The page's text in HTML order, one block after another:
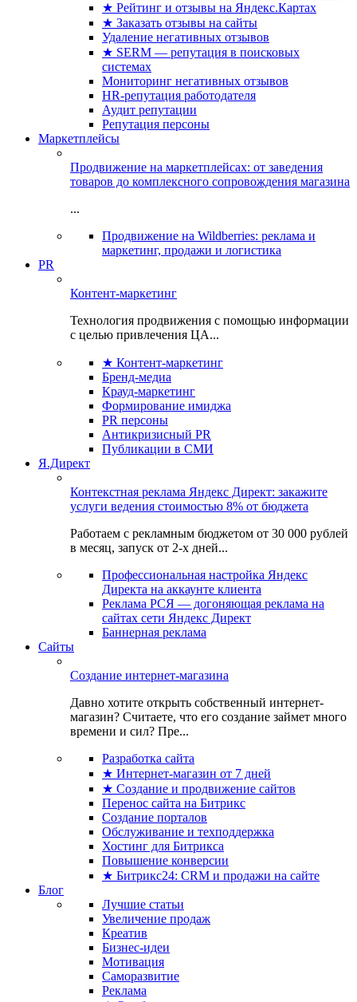
★ Рейтинг и отзывы на Яндекс.Картах
★ Заказать отзывы на сайты
Удаление негативных отзывов
★ SERM — репутация в поисковых
системах
Мониторинг негативных отзывов
HR-репутация работодателя
Аудит репутации
Репутация персоны
Маркетплейсы
Продвижение на маркетплейсах: от заведения
товаров до комплексного сопровождения магазина
...
Продвижение на Wildberries: реклама и
маркетинг, продажи и логистика
PR
Контент-маркетинг
Технология продвижения с помощью информации
с целью привлечения ЦА...
★ Контент-маркетинг
Бренд-медиа
Крауд-маркетинг
Формирование имиджа
PR персоны
Антикризисный PR
Публикации в СМИ
Я.Директ
Контекстная реклама Яндекс Директ: закажите
услуги ведения стоимостью 8% от бюджета
Работаем с рекламным бюджетом от 30 000 рублей
в месяц, запуск от 2-х дней...
Профессиональная настройка Яндекс
Директа на аккаунте клиента
Реклама РСЯ — догоняющая реклама на
сайтах сети Яндекс Директ
Баннерная реклама
Сайты
Создание интернет-магазина
Давно хотите открыть собственный интернет-
магазин? Считаете, что его создание займет много
времени и сил? Пре...
Разработка сайта
★ Интернет-магазин от 7 дней
★ Создание и продвижение сайтов
Перенос сайта на Битрикс
Создание порталов
Обслуживание и техподдержка
Хостинг для Битрикса
Повышение конверсии
★ Битрикс24: CRM и продажи на сайте
Блог
Лучшие статьи
Увеличение продаж
Креатив
Бизнес-идеи
Мотивация
Саморазвитие
Реклама